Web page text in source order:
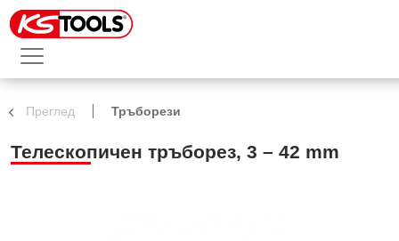
Преглед Тръборези
Телескопичен тръборез, 3 – 42 mm